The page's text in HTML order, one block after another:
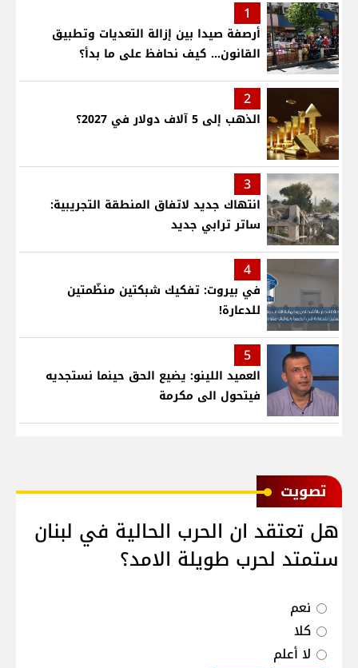
1
أرصفة صيدا بين إزالة التعديات وتطبيق
القانون... كيف نحافظ على ما بدأ؟
2
الذهب إلى 5 آلاف دولار في 2027؟
3
انتهاك جديد لاتفاق المنطقة التجريبية:
ساتر ترابي جديد
4
في بيروت: تفكيك شبكتين منظّمتين
للدعارة!
5
العميد اللينو: يضيع الحق حينما نستجديه
فيتحول الى مكرمة
ﺗﺼﻮﻳﺖ
هل تعتقد ان الحرب الحالية في لبنان
ستمتد لحرب طويلة الامد؟
نعم
كلا
لا أعلم